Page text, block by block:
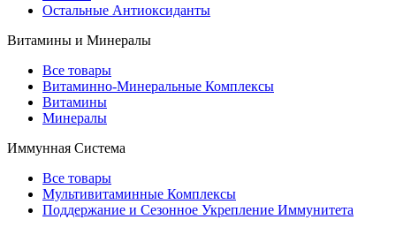
Остальные Антиоксиданты
Витамины и Минералы
Все товары
Витаминно-Минеральные Комплексы
Витамины
Минералы
Иммунная Система
Все товары
Мультивитаминные Комплексы
Поддержание и Сезонное Укрепление Иммунитета